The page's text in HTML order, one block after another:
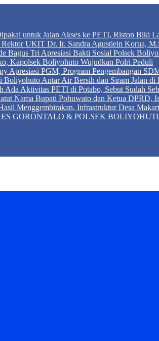
untuk Jalan Akses ke PETI, Riston Biki
UKIT Dr. Ir. Sandra Agustiein Korua,
Bagus Tri Apresiasi Bakti Sosial Polsek
Kapolsek Boliyohuto Wujudkan Polri Peduli
Apresiasi PGM, Program Pengembangan
Boliyohuto Antar Air Bersih dan Siram Jalan
Ada Aktivitas PETI di Potabo, Sebut Sudah
Nama Bupati Pohuwato dan Ketua DPRD,
Menggembirakan, Infrastruktur Desa
GORONTALO & POLSEK